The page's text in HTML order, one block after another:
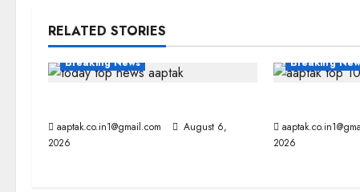
v
i
a
RELATED STORIES
Breaking News
aaptak.co.in1@gmail.com
August 6,
2026
Breaking
2026